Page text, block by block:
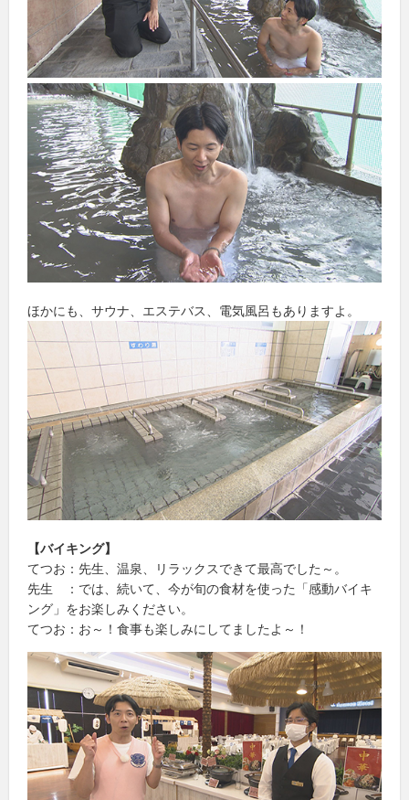
ほかにも、サウナ、エステバス、電気風呂もありますよ。
【バイキング】
てつお：先生、温泉、リラックスできて最高でした～。
先生 ：では、続いて、今が旬の食材を使った「感動バイキ
ング」をお楽しみください。
てつお：お～！食事も楽しみにしてましたよ～！